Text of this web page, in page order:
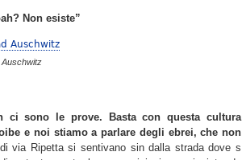
Non esiste”
Auschwitz
ci sono le prove. Basta con questa cultura
e noi stiamo a parlare degli ebrei, che non
via Ripetta si sentivano sin dalla strada dove s